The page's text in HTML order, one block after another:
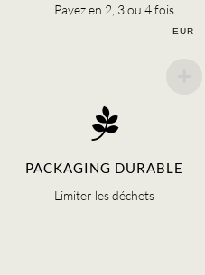
Payez en 2, 3 ou 4 fois

PACKAGING DURABLE
Limiter les déchets
EUR